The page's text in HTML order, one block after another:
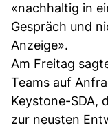
«nachhaltig in
Gespräch und
Anzeige».
Am Freitag
Teams auf
Keystone-SDA,
zur neusten